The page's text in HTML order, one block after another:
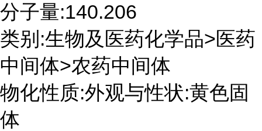
分子量:140.206
类别:生物及医药化学品>医药
中间体>农药中间体
物化性质:外观与性状:黄色固
体